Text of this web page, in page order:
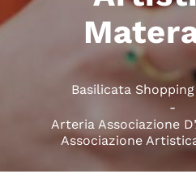
Basilicata Shopping
Arteria Associazione
Associazione